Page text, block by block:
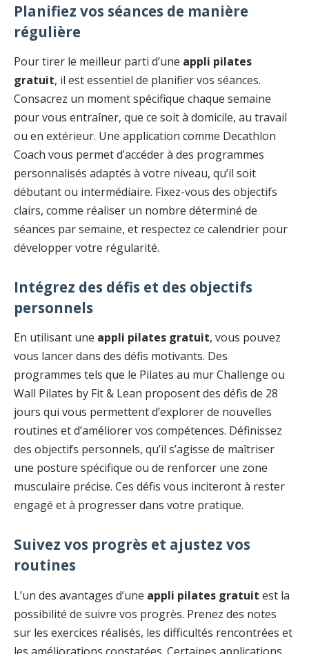
Planifiez vos séances de manière
régulière
Pour tirer le meilleur parti d’une appli pilates
gratuit, il est essentiel de planifier vos séances.
Consacrez un moment spécifique chaque semaine
pour vous entraîner, que ce soit à domicile, au travail
ou en extérieur. Une application comme Decathlon
Coach vous permet d’accéder à des programmes
personnalisés adaptés à votre niveau, qu’il soit
débutant ou intermédiaire. Fixez-vous des objectifs
clairs, comme réaliser un nombre déterminé de
séances par semaine, et respectez ce calendrier pour
développer votre régularité.
Intégrez des défis et des objectifs
personnels
En utilisant une appli pilates gratuit, vous pouvez
vous lancer dans des défis motivants. Des
programmes tels que le Pilates au mur Challenge ou
Wall Pilates by Fit & Lean proposent des défis de 28
jours qui vous permettent d’explorer de nouvelles
routines et d’améliorer vos compétences. Définissez
des objectifs personnels, qu’il s’agisse de maîtriser
une posture spécifique ou de renforcer une zone
musculaire précise. Ces défis vous inciteront à rester
engagé et à progresser dans votre pratique.
Suivez vos progrès et ajustez vos
routines
L’un des avantages d’une appli pilates gratuit est la
possibilité de suivre vos progrès. Prenez des notes
sur les exercices réalisés, les difficultés rencontrées et
les améliorations constatées. Certaines applications